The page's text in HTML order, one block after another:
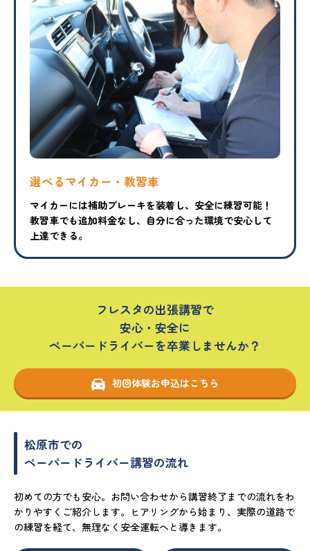
選べるマイカー・教習車
マイカーには補助ブレーキを装着し、安全に練習可能！
教習車でも追加料金なし、自分に合った環境で安心して
上達できる。
フレスタの出張講習で
安心・安全に
ペーパードライバーを卒業しませんか？
初回体験お申込はこちら
松原市での
ペーパードライバー講習の流れ
初めての方でも安心。お問い合わせから講習終了までの流れをわ
かりやすくご紹介します。ヒアリングから始まり、実際の道路で
の練習を経て、無理なく安全運転へと導きます。